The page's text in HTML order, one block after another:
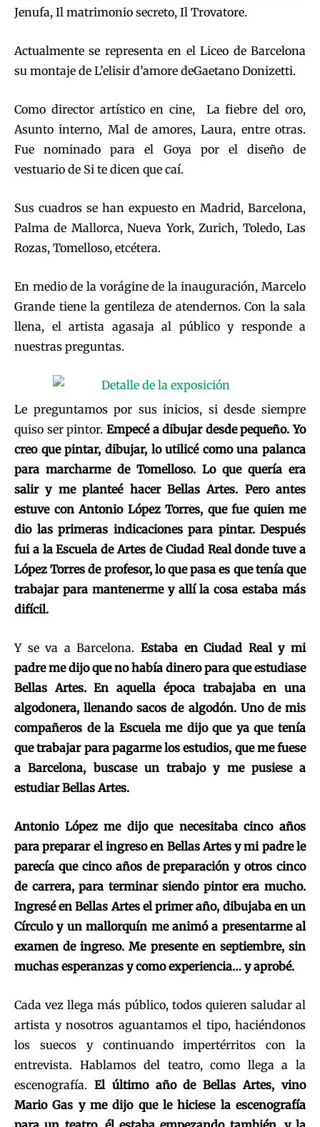
Jenufa, Il matrimonio secreto, Il Trovatore.
Actualmente se representa en el Liceo de Barcelona
su montaje de L’elisir d’amore deGaetano Donizetti.
Como director artístico en cine, La fiebre del oro,
Asunto interno, Mal de amores, Laura, entre otras.
Fue nominado para el Goya por el diseño de
vestuario de Si te dicen que caí.
Sus cuadros se han expuesto en Madrid, Barcelona,
Palma de Mallorca, Nueva York, Zurich, Toledo, Las
Rozas, Tomelloso, etcétera.
En medio de la vorágine de la inauguración, Marcelo
Grande tiene la gentileza de atendernos. Con la sala
llena, el artista agasaja al público y responde a
nuestras preguntas.
Le preguntamos por sus inicios, si desde siempre
quiso ser pintor. Empecé a dibujar desde pequeño. Yo
creo que pintar, dibujar, lo utilicé como una palanca
para marcharme de Tomelloso. Lo que quería era
salir y me planteé hacer Bellas Artes. Pero antes
estuve con Antonio López Torres, que fue quien me
dio las primeras indicaciones para pintar. Después
fui a la Escuela de Artes de Ciudad Real donde tuve a
López Torres de profesor, lo que pasa es que tenía que
trabajar para mantenerme y allí la cosa estaba más
difícil.
Y se va a Barcelona. Estaba en Ciudad Real y mi
padre me dijo que no había dinero para que estudiase
Bellas Artes. En aquella época trabajaba en una
algodonera, llenando sacos de algodón. Uno de mis
compañeros de la Escuela me dijo que ya que tenía
que trabajar para pagarme los estudios, que me fuese
a Barcelona, buscase un trabajo y me pusiese a
estudiar Bellas Artes.
Antonio López me dijo que necesitaba cinco años
para preparar el ingreso en Bellas Artes y mi padre le
parecía que cinco años de preparación y otros cinco
de carrera, para terminar siendo pintor era mucho.
Ingresé en Bellas Artes el primer año, dibujaba en un
Círculo y un mallorquín me animó a presentarme al
examen de ingreso. Me presente en septiembre, sin
muchas esperanzas y como experiencia… y aprobé.
Cada vez llega más público, todos quieren saludar al
artista y nosotros aguantamos el tipo, haciéndonos
los suecos y continuando impertérritos con la
entrevista. Hablamos del teatro, como llega a la
escenografía. El último año de Bellas Artes, vino
Mario Gas y me dijo que le hiciese la escenografía